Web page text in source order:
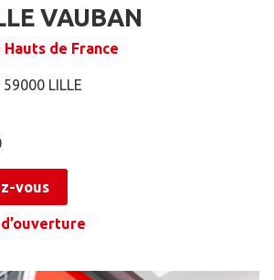
VAUBAN
Hauts de France
59000 LILLE
vous